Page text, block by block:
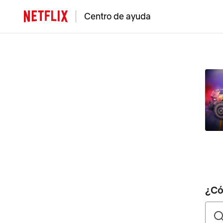
Centro de ayuda